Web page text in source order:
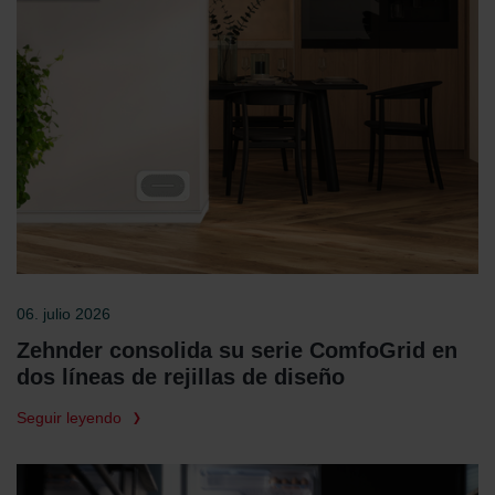
Zehnder Polska Sp. z o.o.: Oświadczenie o ochronie
Zehnder Group UK Limited: Privacy Policy
06. julio 2026
Zehnder consolida su serie ComfoGrid en
dos líneas de rejillas de diseño
Seguir leyendo